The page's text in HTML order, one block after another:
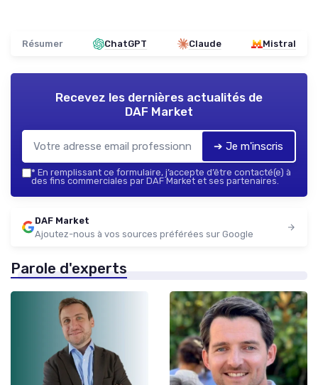
Résumer ChatGPT Claude Mistral
Recevez les dernières actualités de
DAF Market
➔ Je m'inscris
* En remplissant ce formulaire, j’accepte d’être contacté(e) à
des fins commerciales par DAF Market et ses partenaires.
DAF Market
Ajoutez-nous à vos sources préférées sur Google
Parole d'experts